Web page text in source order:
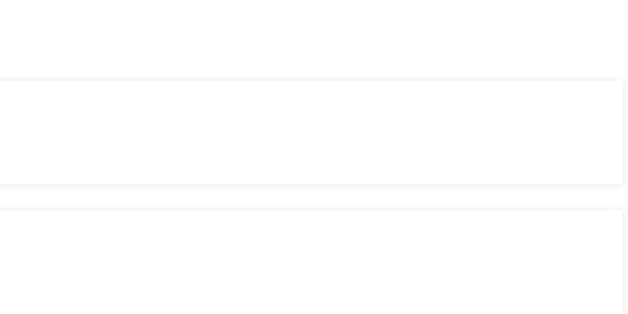
complicações.
do mercado.
e dApps.